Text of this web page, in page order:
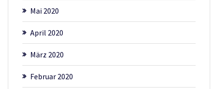
Mai 2020
April 2020
März 2020
Februar 2020